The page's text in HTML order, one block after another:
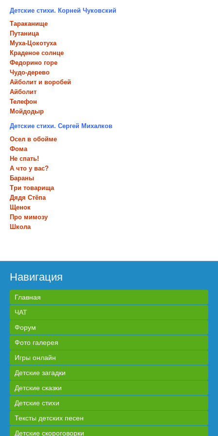
Детские стихи. Корней Чуковский
Тараканище
Путаница
Муха-Цокотуха
Краденое солнце
Федорино горе
Чудо-дерево
Айболит и воробей
Айболит
Телефон
Мойдодыр
Детские стихи. Сергей Михалков
Осел в обойме
Фома
Не спать!
А что у вас?
Бараны
Три товарища
Дядя Стёпа
Щенок
Про мимозу
Школа
Навигация
Главная
ЧАТ
Форум
Фото галерея
Игры онлайн
Детские загадки
Детские сказки
Детские стихи
Тексты детских песен
Детские скороговорки